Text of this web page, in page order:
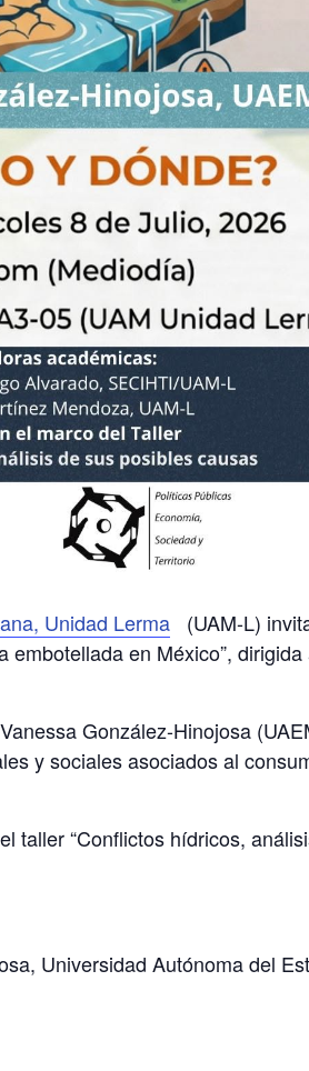
Unidad Lerma (UAM-L)
embotellada en México”,
González-Hinojosa
y sociales asociados al
taller“Conflictos hídricos,
Universidad Autónoma del